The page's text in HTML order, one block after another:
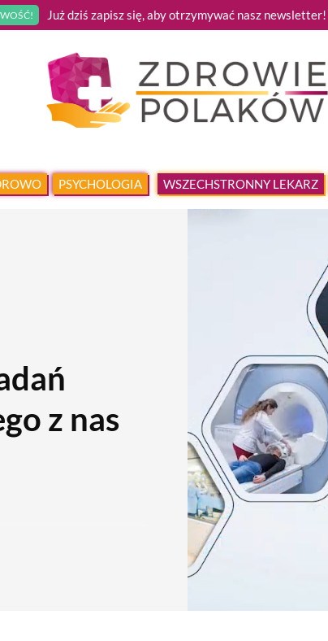
Już dziś zapisz się, aby otrzymywać nasz newsletter!
PSYCHOLOGIA WSZECHSTRONNY LEKARZ
z nas